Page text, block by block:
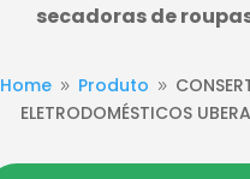
secadoras de
Home 9 Produto 9
ELETRODOMÉSTICOS